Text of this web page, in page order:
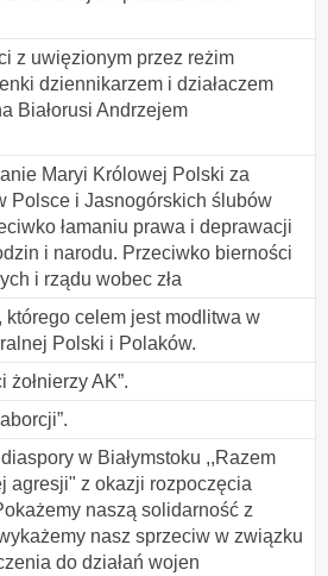
z uwięzionym przez reżim
dziennikarzem i działaczem
Białorusi Andrzejem
Maryi Królowej Polski za
Polsce i Jasnogórskich ślubów
łamaniu prawa i deprawacji
i narodu. Przeciwko bierności
i rządu wobec zła
którego celem jest modlitwa w
Polski i Polaków.
AK”.
w Białymstoku ,,Razem
agresji" z okazji rozpoczęcia
naszą solidarność z
nasz sprzeciw w związku
do działań wojen